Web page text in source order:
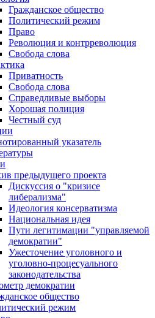
Гражданское общество
Политический режим
Право
Революция и контрреволюция
Свобода слова
Приватность
Свобода слова
Справедливые выборы
Хорошая полиция
Честный суд
указатель
предыдущего проекта
Дискуссия о "кризисе
либерализма"
Идеология консерватизма
Национальная идея
Пути легитимации "управляемой
демократии"
Ужесточение уголовного и
уголовно-процесуального
законодательства
демократии
общество
режим